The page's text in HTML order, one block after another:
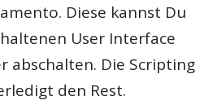
Diese kannst Du
User Interface
abschalten. Die Scripting
den Rest.